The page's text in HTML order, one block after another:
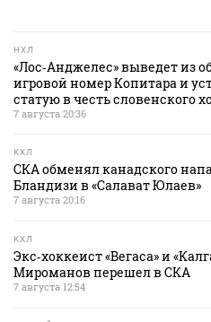
НХЛ
«Лос‑Анджелес» выведет из
игровой номер Копитара и
статую в честь словенского
7 августа 20:36
КХЛ
СКА обменял канадского
Бландизи в «Салават Юлаев»
7 августа 20:16
КХЛ
Экс‑хоккеист «Вегаса» и
Мироманов перешел в СКА
7 августа 12:54